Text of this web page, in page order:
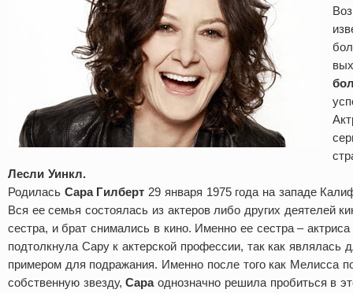
Лесли Уинкл.
Родилась Сара Гилберт 29 января 1975 года на западе
Вся ее семья состоялась из актеров либо других деятелей
сестра, и брат снимались в кино. Именно ее сестра – актриса
подтолкнула Сару к актерской профессии, так как являлась
примером для подражания. Именно после того как Мелисса
собственную звезду,Сараоднозначно решила пробиться в